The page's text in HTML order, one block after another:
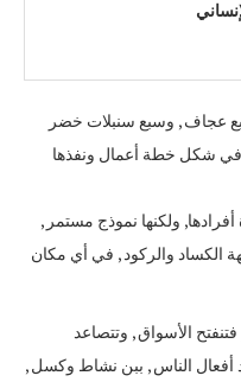
عجاف , وسبع سنبلات خضر
في شكل خطة أعمال ونفذها
ولكنها نموذج مستمر ,
الكساد والركود , في أي مكان
الأسواق , وتتصاعد
أفعال الناس , ببن نشاط وكسل ,